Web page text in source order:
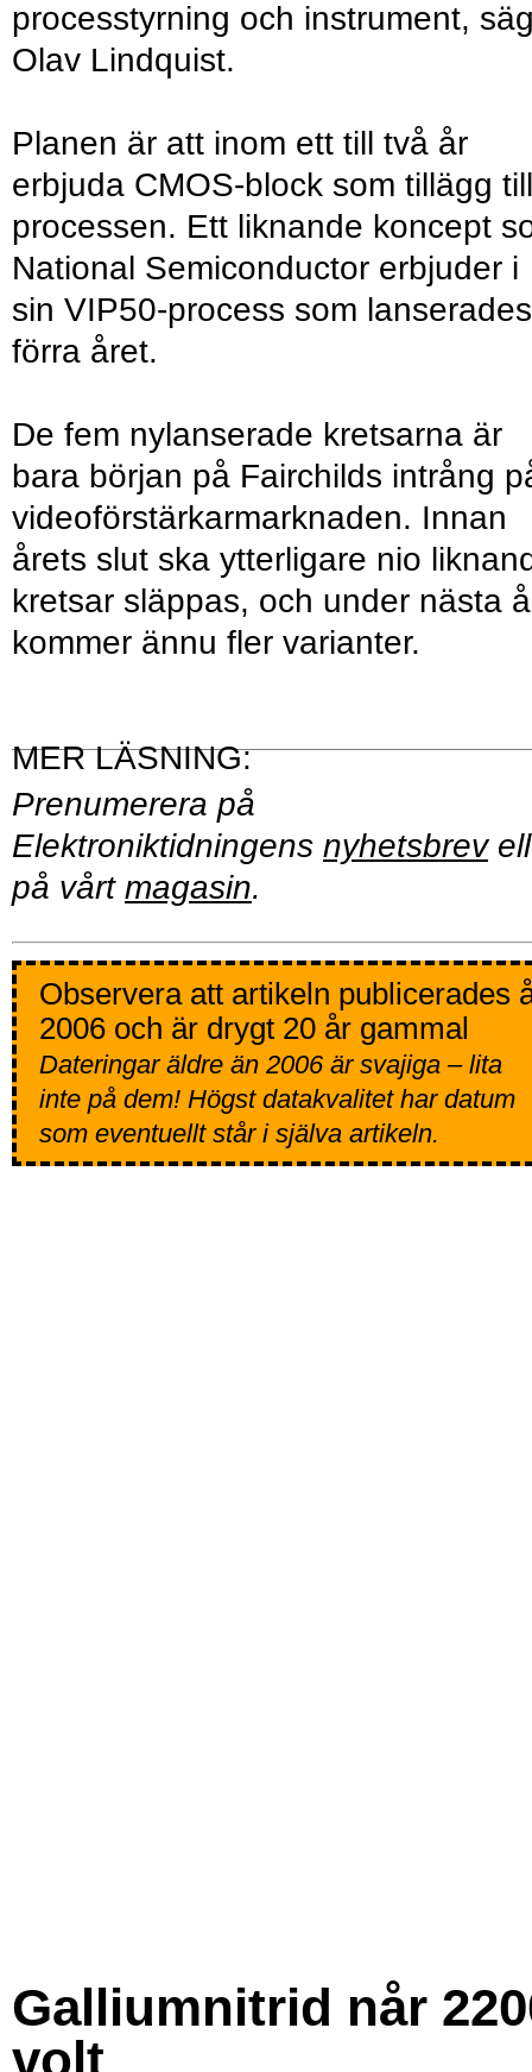
processtyrning och instrument,
Olav Lindquist.
Planen är att inom ett till två år
erbjuda CMOS-block som tillägg till
processen. Ett liknande koncept
National Semiconductor erbjuder i
sin VIP50-process som lanserades
förra året.
De fem nylanserade kretsarna är
bara början på Fairchilds intrång
videoförstärkarmarknaden. Innan
årets slut ska ytterligare nio
kretsar släppas, och under nästa
kommer ännu fler varianter.
Prenumerera på
Elektroniktidningens nyhetsbrev
på vårt magasin.
Observera att artikeln publicerades
2006 och är drygt 20 år gammal
Dateringar äldre än 2006 är svajiga – lita
inte på dem! Högst datakvalitet har datum
som eventuellt står i själva artikeln.
Galliumnitrid når
volt